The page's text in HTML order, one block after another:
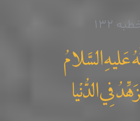
132
السَّلامُ
فِي الدُّنْيا